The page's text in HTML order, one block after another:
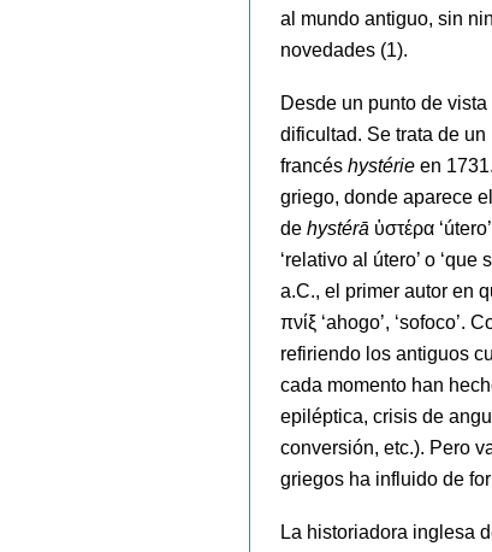
al mundo antiguo, sin
novedades (1).
Desde un punto de
dificultad. Se trata de
francés hystérie en
griego, donde aparece
de hystérā ὑστέρα
‘relativo al útero’ o
a.C., el primer autor en
πνίξ ‘ahogo’,
refiriendo los antiguos
cada momento han
epiléptica, crisis de
conversión, etc.). Pero
griegos ha influido de
La historiadora inglesa